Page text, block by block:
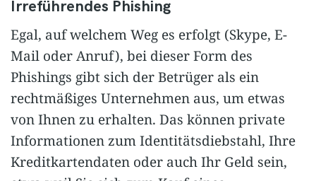
Irreführendes Phishing
Egal, auf welchem Weg es erfolgt (Skype, E-
Mail oder Anruf), bei dieser Form des
Phishings gibt sich der Betrüger als ein
rechtmäßiges Unternehmen aus, um etwas
von Ihnen zu erhalten. Das können private
Informationen zum Identitätsdiebstahl, Ihre
Kreditkartendaten oder auch Ihr Geld sein,